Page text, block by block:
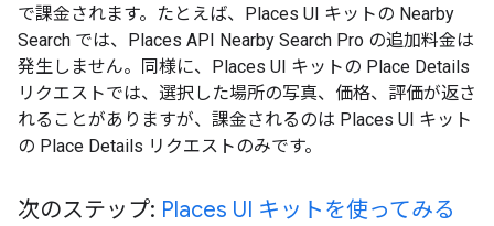
で課金されます。たとえば、Places UI キットの Nearby
Search では、Places API Nearby Search Pro の追加料金は
発生しません。同様に、Places UI キットの Place Details
リクエストでは、選択した場所の写真、価格、評価が返さ
れることがありますが、課金されるのは Places UI キット
の Place Details リクエストのみです。
次のステップ: Places UI キットを使ってみる